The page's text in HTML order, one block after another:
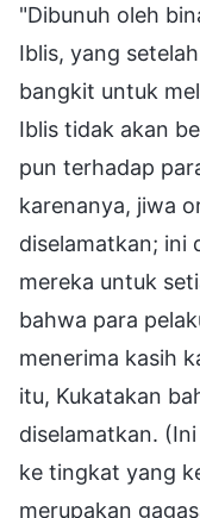
"Dibunuh oleh
Iblis, yang
bangkit untuk
Iblis tidak akan
pun terhadap
karenanya, jiwa
diselamatkan; ini
mereka untuk
bahwa para
menerima kasih
itu, Kukatakan
diselamatkan.
ke tingkat yang
merupakan